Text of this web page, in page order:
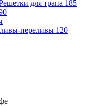
для трапа 185
переливы 120